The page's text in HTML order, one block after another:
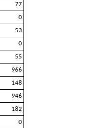
77
0
53
0
55
966
148
946
182
0